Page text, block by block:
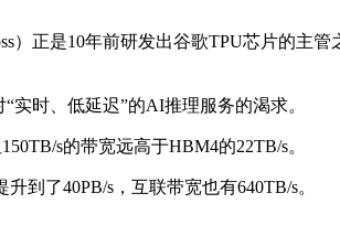
）正是10年前研发出谷歌TPU芯片的主管
时、低延迟”的AI推理服务的渴求。
s的带宽远高于HBM4的22TB/s。
到了40PB/s，互联带宽也有640TB/s。